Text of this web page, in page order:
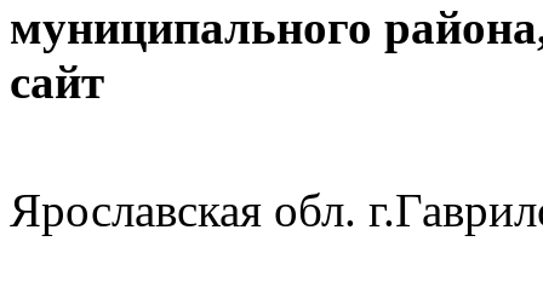
муниципального
Ярославская обл.